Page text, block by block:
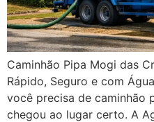
Caminhão Pipa Mogi das
Rápido, Seguro e com
você precisa de caminhão
chegou ao lugar certo. A